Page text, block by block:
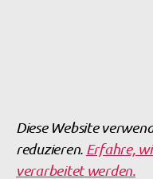
Diese Website
reduzieren. Erfahre,
verarbeitet werden.